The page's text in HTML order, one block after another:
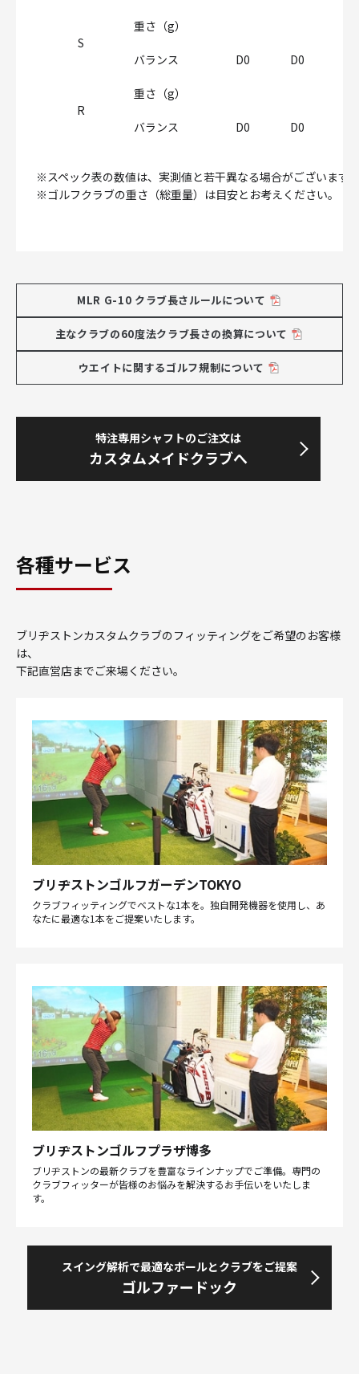
S
重さ（g）
バランス D0 D0
R
重さ（g）
バランス D0 D0
※スペック表の数値は、実測値と若干異なる場合がございます。
※ゴルフクラブの重さ（総重量）は目安とお考えください。
MLR G-10 クラブ長さルールについて
主なクラブの60度法クラブ長さの換算について
ウエイトに関するゴルフ規制について
特注専用シャフトのご注文は
カスタムメイドクラブへ
各種サービス
ブリヂストンカスタムクラブのフィッティングをご希望のお客様
は、
下記直営店までご来場ください。
ブリヂストンゴルフガーデンTOKYO
クラブフィッティングでベストな1本を。独自開発機器を使用し、あ
なたに最適な1本をご提案いたします。
ブリヂストンゴルフプラザ博多
ブリヂストンの最新クラブを豊富なラインナップでご準備。専門の
クラブフィッターが皆様のお悩みを解決するお手伝いをいたしま
す。
スイング解析で最適なボールとクラブをご提案
ゴルファードック